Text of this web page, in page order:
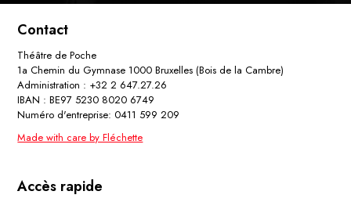
Contact
Théâtre de Poche
1a Chemin du Gymnase 1000 Bruxelles (Bois de la Cambre)
Administration : +32 2 647.27.26
IBAN : BE97 5230 8020 6749
Numéro d'entreprise: 0411 599 209
Made with care by Fléchette
Accès rapide